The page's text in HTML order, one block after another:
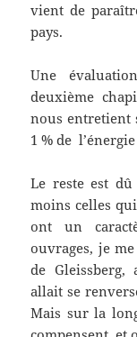
vient de
pays.
Une
deuxième
nous entretient
1 % de
Le reste est
moins celles
ont un
ouvrages, je
de Gleissberg,
allait se
Mais sur la